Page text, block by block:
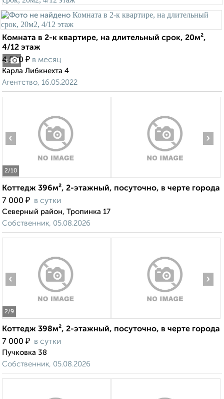
3
Комната в 2-к квартире, на длительный срок, 20м²,
4/12 этаж
4 500 ₽ в месяц
Карла Либкнехта 4
Агентство, 16.05.2022
2/10
‹ ›
Коттедж 396м², 2-этажный, посуточно, в черте города
7 000 ₽ в сутки
Северный район, Тропинка 17
Собственник, 05.08.2026
2/9
‹ ›
Коттедж 398м², 2-этажный, посуточно, в черте города
7 000 ₽ в сутки
Пучковка 38
Собственник, 05.08.2026